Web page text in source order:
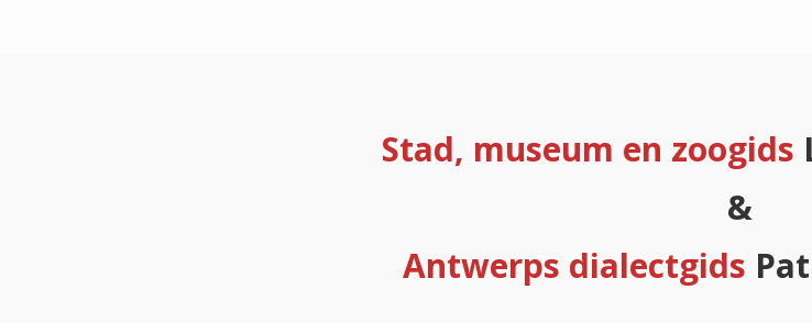
Stad, museum en zoogids
&
Antwerps dialectgids